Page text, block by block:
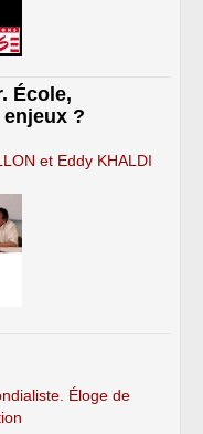
École,
?
et Eddy KHALDI
Éloge de